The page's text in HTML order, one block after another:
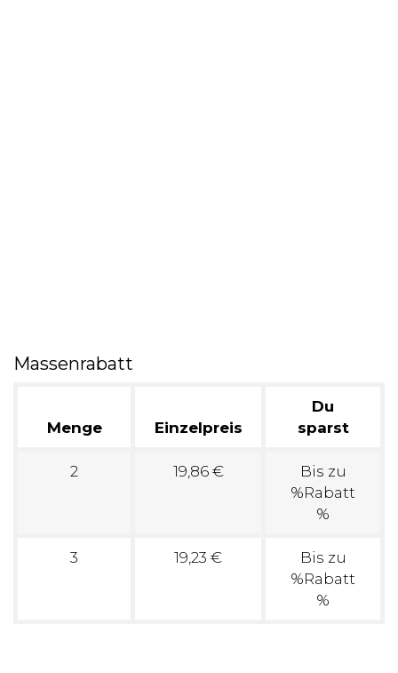
Massenrabatt
Menge Einzelpreis
Du
sparst
2 19,86 €
Bis zu
%Rabatt
%
3 19,23 €
Bis zu
%Rabatt
%